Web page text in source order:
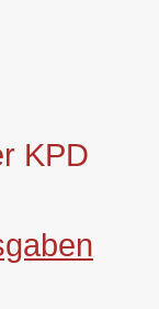
KPD